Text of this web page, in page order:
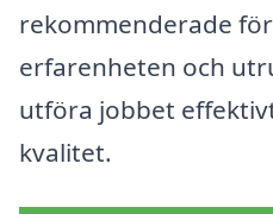
rekommenderade
erfarenheten och
utföra jobbet
kvalitet.